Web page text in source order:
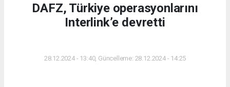
DAFZ, Türkiye operasyonlarını
Interlink’e devretti
28.12.2024 - 13:40, Güncelleme: 28.12.2024 - 14:25